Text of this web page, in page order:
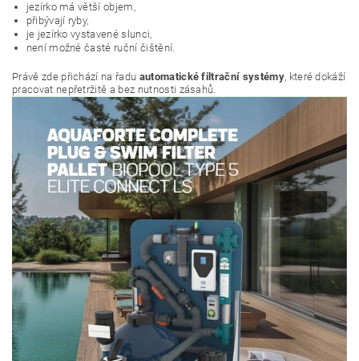
jezírko má větší objem,
přibývají ryby,
je jezírko vystavené slunci,
není možné časté ruční čištění.
Právě zde přichází na řadu automatické filtrační systémy, které dokáží
pracovat nepřetržitě a bez nutnosti zásahů.